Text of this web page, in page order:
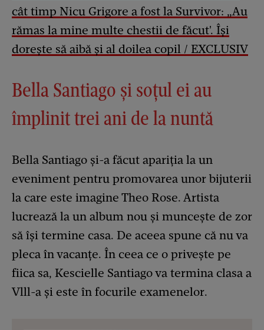
cât timp Nicu Grigore a fost la Survivor: „Au
rămas la mine multe chestii de făcut'. Își
dorește să aibă și al doilea copil / EXCLUSIV
Bella Santiago și soțul ei au
împlinit trei ani de la nuntă
Bella Santiago și-a făcut apariția la un
eveniment pentru promovarea unor bijuterii
la care este imagine Theo Rose. Artista
lucrează la un album nou și muncește de zor
să își termine casa. De aceea spune că nu va
pleca în vacanțe. În ceea ce o privește pe
fiica sa, Kescielle Santiago va termina clasa a
Vlll-a și este în focurile examenelor.